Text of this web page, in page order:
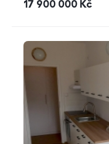
cena
17 900 000 Kč